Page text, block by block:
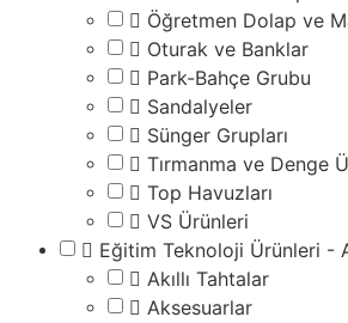
Öğretmen Dolap ve
Oturak ve Banklar
Park-Bahçe Grubu
Sandalyeler
Sünger Grupları
Tırmanma ve Denge
Top Havuzları
VS Ürünleri
Eğitim Teknoloji Ürünleri -
Akıllı Tahtalar
Aksesuarlar